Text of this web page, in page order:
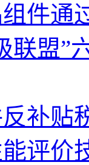
件通
联盟”
补贴
能评